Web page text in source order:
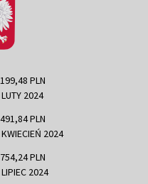
PLN
2024
PLN
2024
PLN
2024